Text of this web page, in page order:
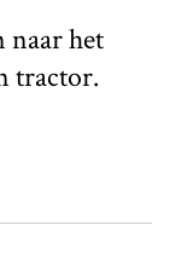
naar het
tractor.